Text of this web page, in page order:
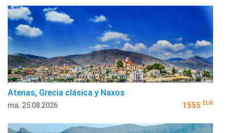
Atenas, Grecia clásica y Naxos
ma, 25.08.2026 1555 EUR